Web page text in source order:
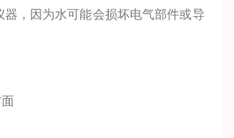
，因为水可能会损坏电气部件或导